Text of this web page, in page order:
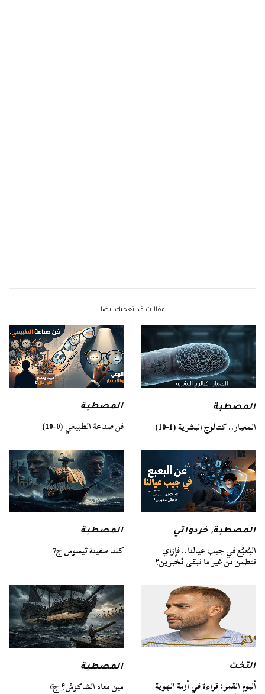
مقالات قد تعجبك ايضا
المصطبة
المعيار.. كتالوج البشرية (1-10)
المصطبة
فن صناعة الطبيعي (0-10)
المصطبة,خردواتي
البُعبُع في جيب عيالنا.. فإزاي
نتطمن من غير ما نبقى مُخبرين؟
المصطبة
كلنا سفينة ثيسوس ج7
التخت
ألبوم القمر: قراءة في أزمة الهوية
المصطبة
مين معاه الشاكوش؟ ج6